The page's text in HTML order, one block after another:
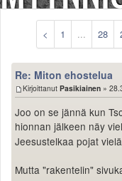
Säännöt ja ohjeet
Uudet ajoneuvot
Uudet kuvat
Uudet videot
Uudet kommentit
MYYDÄÄN
Haku
Ohjeet
Ajoneuvot
< 1 ... 28
Re: Miton ehostelua
Kirjoittanut Pasikiainen »
Joo on se jännä kun
hionnan jälkeen näy
Jeesustelkaa pojat
Mutta "rakentelin"